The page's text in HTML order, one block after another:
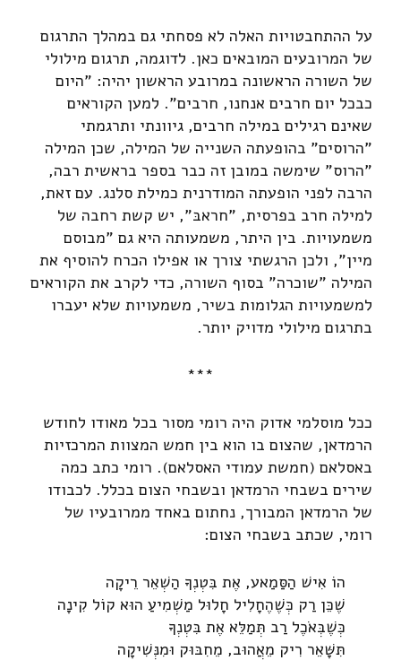
על ההתחבטויות האלה לא פסחתי גם במהלך התרגום
של המרובעים המובאים כאן. לדוגמה, תרגום מילולי
של השורה הראשונה במרובע הראשון יהיה: "היום
כבכל יום חרבים אנחנו, חרבים". למען הקוראים
שאינם רגילים במילה חרבים, גיוונתי ותרגמתי
"הרוסים" בהופעתה השנייה של המילה, שכן המילה
"הרוס" שימשה במובן זה כבר בספר בראשית רבה,
הרבה לפני הופעתה המודרנית כמילת סלנג. עם זאת,
למילה חרב בפרסית, "חראבּ", יש קשת רחבה של
משמעויות. בין היתר, משמעותה היא גם "מבוסם
מיין", ולכן הרגשתי צורך או אפילו הכרח להוסיף את
המילה "שוכרה" בסוף השורה, כדי לקרב את הקוראים
למשמעויות הגלומות בשיר, משמעויות שלא יעברו
בתרגום מילולי מדויק יותר.
***
ככל מוסלמי אדוק היה רומי מסור בכל מאודו לחודש
הרמדאן, שהצום בו הוא בין חמש המצוות המרכזיות
באסלאם (חמשת עמודי האסלאם). רומי כתב כמה
שירים בשבחי הרמדאן ובשבחי הצום בכלל. לכבודו
של הרמדאן המבורך, נחתום באחד ממרובעיו של
רומי, שכתב בשבחי הצום:
הוֹ אִישׁ הַסַּמַאע, אֶת בִּטְנְךָ הַשְׁאֵר רֵיקָה
שֶׁכֵּן רַק כְּשֶׁהֶחָלִיל חָלוּל מַשְׁמִיעַ הוּא קוֹל קִינָה
כְּשֶׁבְּאֹכֶל רַב תְּמַלֵּא אֶת בִּטְנְךָ
תִּשָּׁאֵר רִיק מֵאֲהוּב, מֵחִבּוּק וּמִנְּשִׁיקָה